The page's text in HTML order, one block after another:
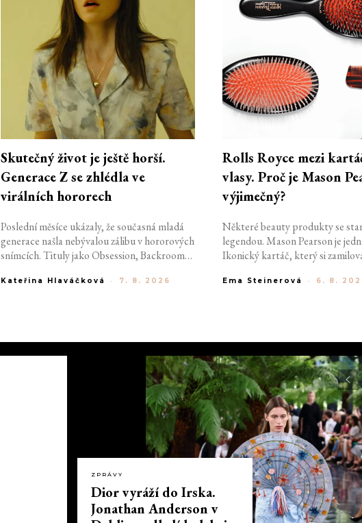
Skutečný život je ještě horší.
Generace Z se zhlédla ve
virálních hororech
Poslední měsíce ukázaly, že současná mladá
generace našla nebývalou zálibu v hororových
snímcích. Tituly jako Obsession, Backrooms
děkovat za to můžou nejen kvalitnímu
jiné než jejich ikoničtí předchůdci?
Kateřina Hlaváčková - 7. 8. 2026
Rolls Royce mezi
vlasy. Proč je Mason
výjimečný?
Některé beauty produkty se
legendou. Mason Pearson je
Ikonický kartáč, který si
nebo Linda Evangelista, už více
Ema Steinerová - 6. 8.
ZPRÁVY
Dior vyráží do Irska.
Jonathan Anderson v